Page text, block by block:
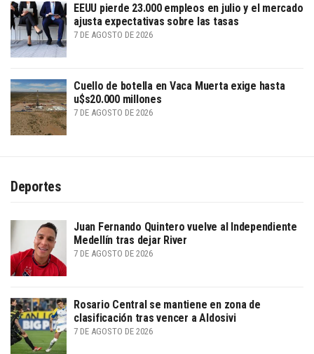
EEUU pierde 23.000 empleos en julio y el mercado
ajusta expectativas sobre las tasas
7 DE AGOSTO DE 2026
Cuello de botella en Vaca Muerta exige hasta
u$s20.000 millones
7 DE AGOSTO DE 2026
Deportes
Juan Fernando Quintero vuelve al Independiente
Medellín tras dejar River
7 DE AGOSTO DE 2026
Rosario Central se mantiene en zona de
clasificación tras vencer a Aldosivi
7 DE AGOSTO DE 2026